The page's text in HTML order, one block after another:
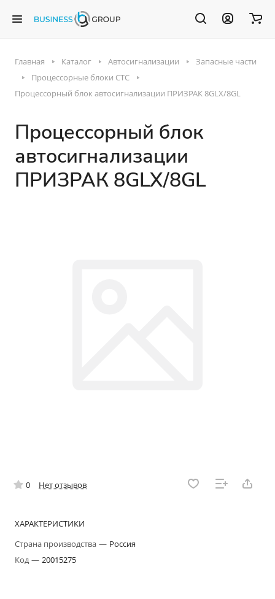
Главная Каталог Автосигнализации
Запасные части
Процессорные блоки СТС
Процессорный блок автосигнализации ПРИЗРАК 8GLX/8GL
Процессорный блок
автосигнализации
ПРИЗРАК 8GLX/8GL
0 Нет отзывов
ХАРАКТЕРИСТИКИ
Страна производства — Россия
Код— 20015275